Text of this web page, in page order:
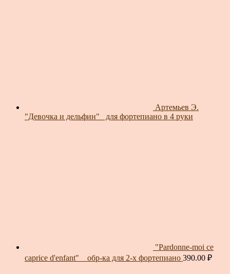
Артемьев Э.
"Девочка и дельфин"_ для фортепиано в 4 руки
"Pardonne-moi ce
caprice d'enfant" _ обр-ка для 2-х фортепиано 390.00 ₽